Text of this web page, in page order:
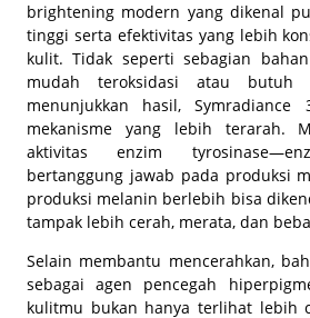
brightening modern yang dikenal
tinggi serta efektivitas yang lebih
kulit. Tidak seperti sebagian
mudah teroksidasi atau butuh
menunjukkan hasil, Symradiance
mekanisme yang lebih terarah.
aktivitas enzim
bertanggung jawab pada produksi
produksi melanin berlebih bisa
tampak lebih cerah, merata, dan
Selain membantu mencerahkan,
sebagai agen pencegah
kulitmu bukan hanya terlihat lebih